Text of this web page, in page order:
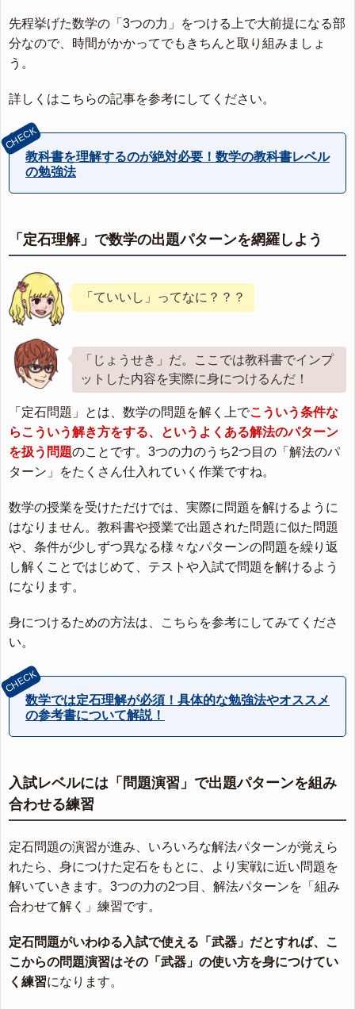
先程挙げた数学の「3つの力」をつける上で大前提になる部
分なので、時間がかかってでもきちんと取り組みましょ
う。
詳しくはこちらの記事を参考にしてください。
教科書を理解するのが絶対必要！数学の教科書レベル
の勉強法
「定石理解」で数学の出題パターンを網羅しよう
「ていいし」ってなに？？？
「じょうせき」だ。ここでは教科書でインプ
ットした内容を実際に身につけるんだ！
「定石問題」とは、数学の問題を解く上でこういう条件な
らこういう解き方をする、というよくある解法のパターン
を扱う問題のことです。3つの力のうち2つ目の「解法のパ
ターン」をたくさん仕入れていく作業ですね。
数学の授業を受けただけでは、実際に問題を解けるように
はなりません。教科書や授業で出題された問題に似た問題
や、条件が少しずつ異なる様々なパターンの問題を繰り返
し解くことではじめて、テストや入試で問題を解けるよう
になります。
身につけるための方法は、こちらを参考にしてみてくださ
い。
数学では定石理解が必須！具体的な勉強法やオススメ
の参考書について解説！
入試レベルには「問題演習」で出題パターンを組み
合わせる練習
定石問題の演習が進み、いろいろな解法パターンが覚えら
れたら、身につけた定石をもとに、より実戦に近い問題を
解いていきます。3つの力の2つ目、解法パターンを「組み
合わせて解く」練習です。
定石問題がいわゆる入試で使える「武器」だとすれば、こ
こからの問題演習はその「武器」の使い方を身につけてい
く練習になります。